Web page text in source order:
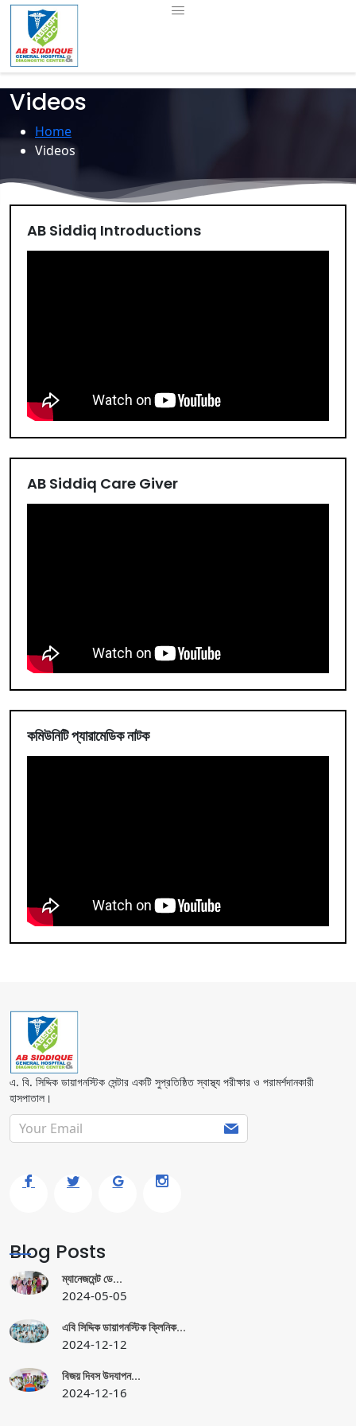
Videos
Home
Videos
AB Siddiq Introductions
AB Siddiq Care Giver
কমিউনিটি প্যারামেডিক নাটক
এ. বি. সিদ্দিক ডায়াগনস্টিক সেন্টার একটি সুপ্রতিষ্ঠিত স্বাস্থ্য পরীক্ষার ও পরামর্শদানকারী
হাসপাতাল।
Blog Posts
ম্যানেজমেন্ট ডে...
2024-05-05
এবি সিদ্দিক ডায়াগনস্টিক ক্লিনিক...
2024-12-12
বিজয় দিবস উদযাপন...
2024-12-16